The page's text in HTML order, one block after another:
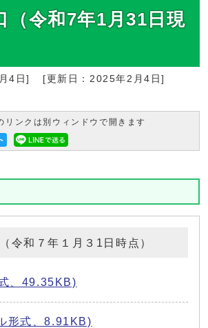
（令和7年1月31日現
4日] [更新日： 2025年2月4日]
リンクは別ウィンドウで開きます
令和７年１月３1日時点）
、49.35KB)
形式、8.91KB)